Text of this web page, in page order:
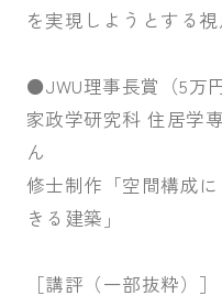
を実現しようとする視
⚫JWU理事長賞（5万円
家政学研究科 住居学
ん
修士制作「空間構成
きる建築」
［講評（一部抜粋）］